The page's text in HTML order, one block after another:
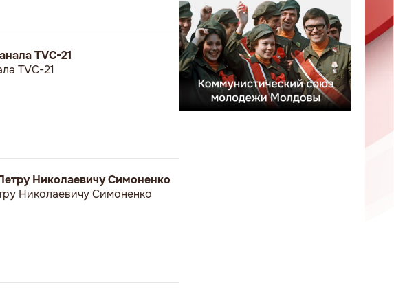
TVC-21
TVC-21
Николаевичу Симоненко
Николаевичу Симоненко